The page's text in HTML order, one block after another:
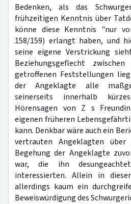
Bedenken, als das
frühzeitigen Kenntnis über
könne diese Kenntnis "nur
158/159) erlangt haben, und
seine eigene Verstrickung
Beziehungsgeflecht
getroffenen Feststellungen
der Angeklagte alle
seinerseits innerhalb
Hörensagen von Z s
eigenen früheren
kann. Denkbar wäre auch ein
vertrauten Angeklagten
Begehung der Angeklagte
war, die ihn
interessierten. Allein in
allerdings kaum ein
Beweiswürdigung des